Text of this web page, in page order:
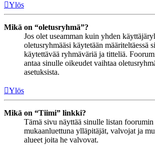
Ylös
Mikä on “oletusryhmä”?
Jos olet useamman kuin yhden
oletusryhmääsi käytetään määriteltäessä
käytettävää ryhmäväriä ja titteliä.
antaa sinulle oikeudet vaihtaa
asetuksista.
Ylös
Mikä on “Tiimi” linkki?
Tämä sivu näyttää sinulle listan
mukaanluettuna ylläpitäjät, valvojat ja
alueet joita he valvovat.